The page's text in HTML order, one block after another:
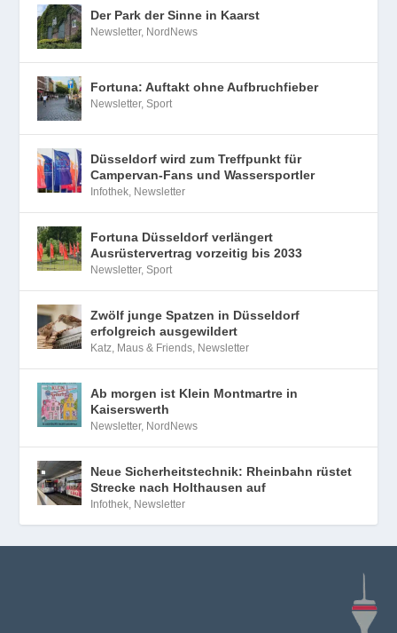
Der Park der Sinne in Kaarst
Newsletter, NordNews
Fortuna: Auftakt ohne Aufbruchfieber
Newsletter,Sport
Düsseldorf wird zum Treffpunkt für
Campervan-Fans und Wassersportler
Infothek Newsletter
Fortuna Düsseldorf verlängert
Ausrüstervertrag vorzeitig bis 2033
Newsletter,Sport
Zwölf junge Spatzen in Düsseldorf
erfolgreich ausgewildert
Katz, Maus & Friends Newsletter
Ab morgen ist Klein Montmartre in
Kaiserswerth
Newsletter, NordNews
Neue Sicherheitstechnik: Rheinbahn rüstet
Strecke nach Holthausen auf
Infothek Newsletter